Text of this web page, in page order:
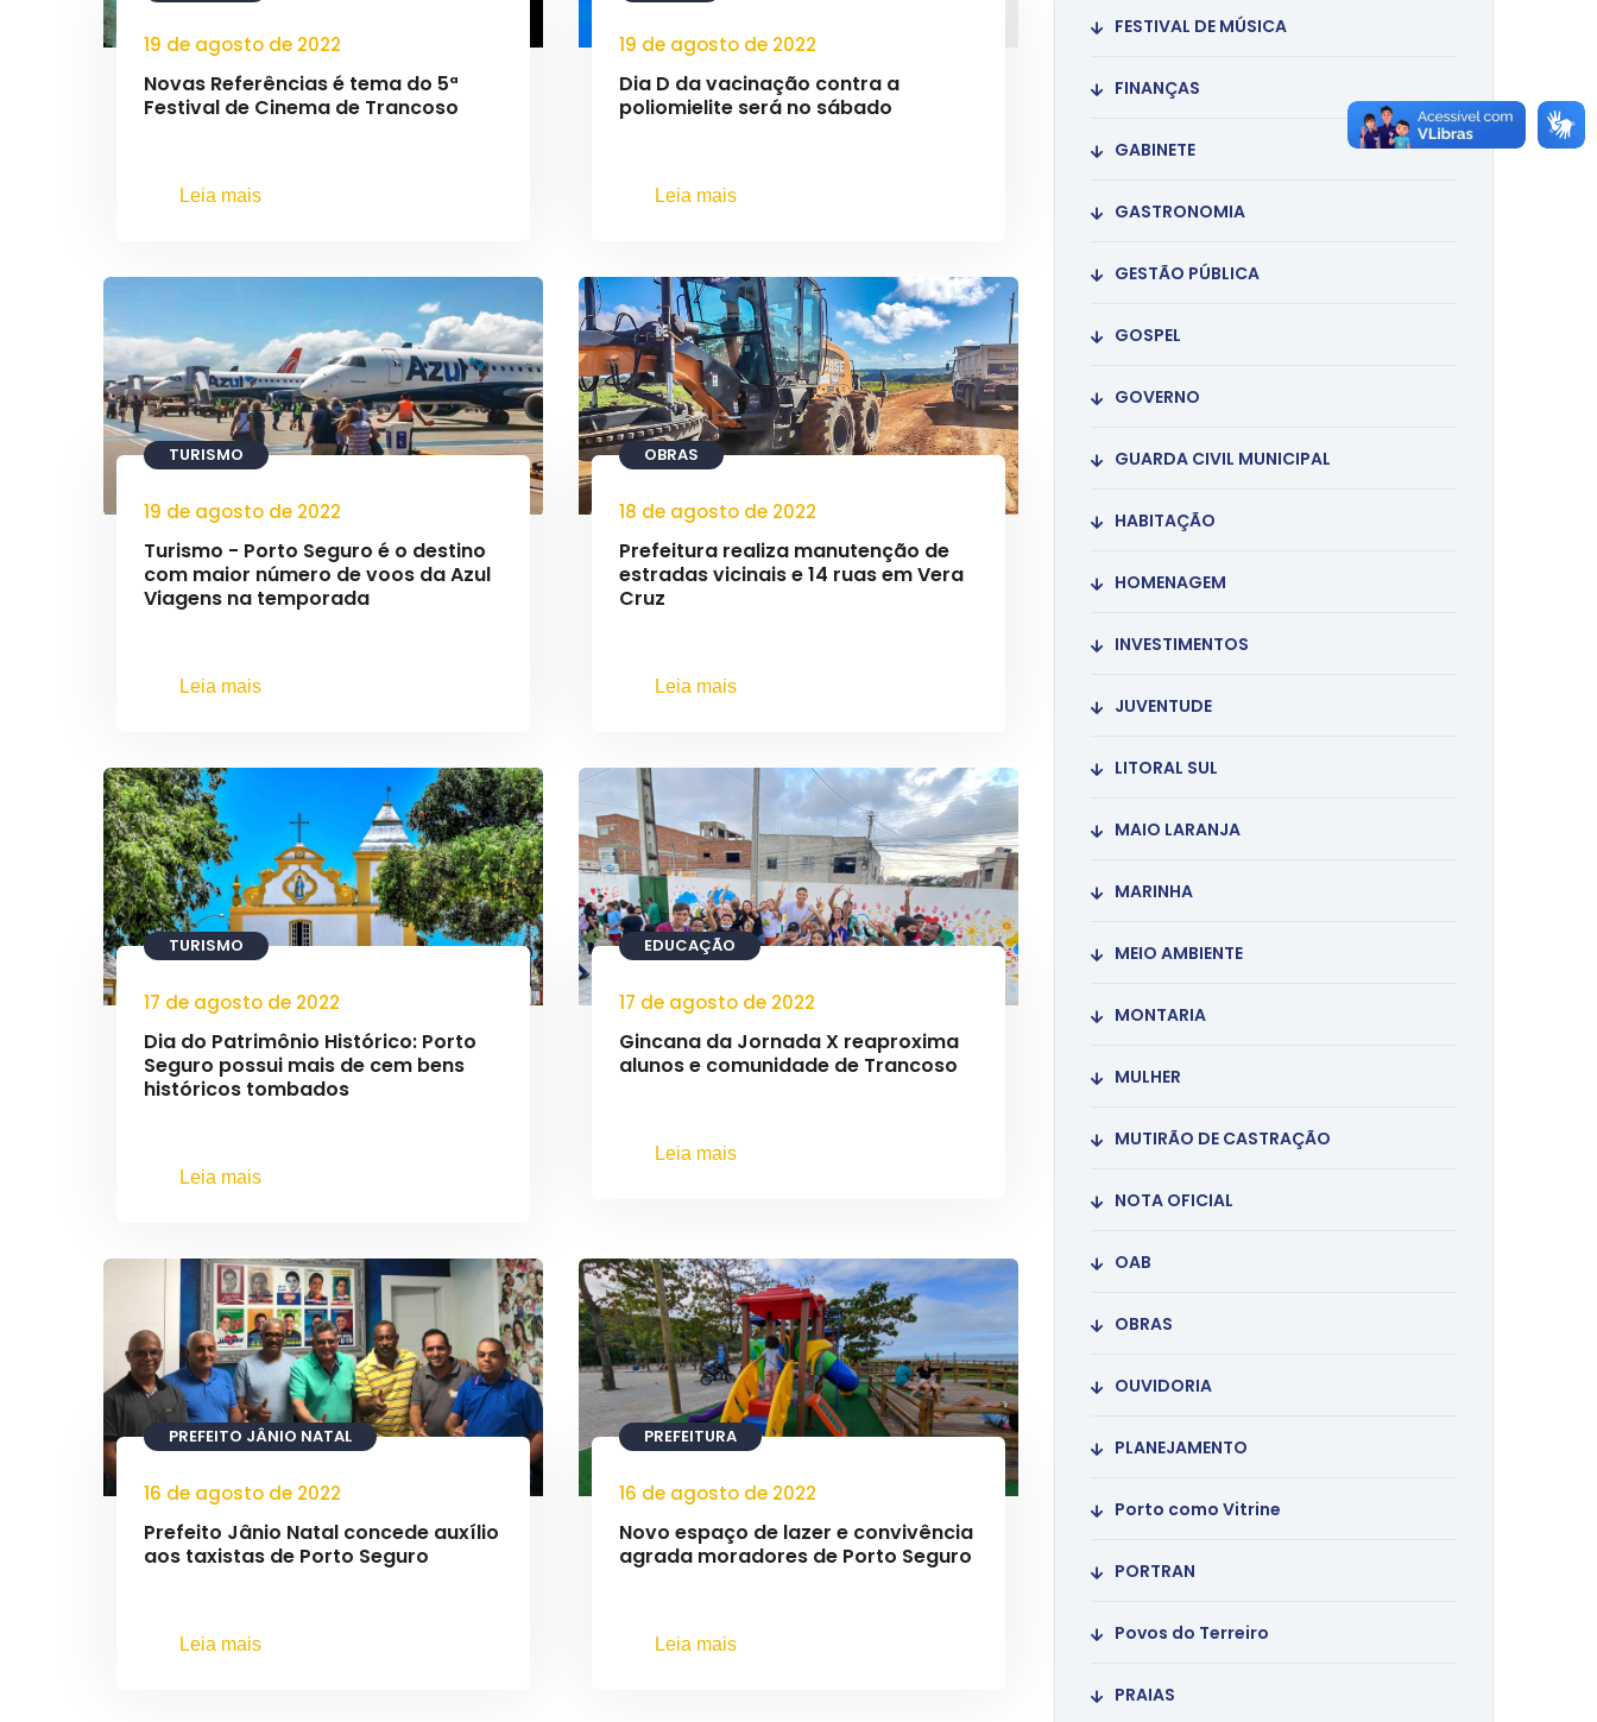
19 de agosto de 2022
Novas Referências é tema do 5ª
Festival de Cinema de Trancoso
Leia mais
19 de agosto de 2022
Dia D da vacinação contra a
poliomielite será no sábado
Leia mais
TURISMO
19 de agosto de 2022
Turismo - Porto Seguro é o destino
com maior número de voos da Azul
Viagens na temporada
Leia mais
OBRAS
18 de agosto de 2022
Prefeitura realiza manutenção de
estradas vicinais e 14 ruas em Vera
Cruz
Leia mais
TURISMO
17 de agosto de 2022
Dia do Patrimônio Histórico: Porto
Seguro possui mais de cem bens
históricos tombados
Leia mais
EDUCAÇÃO
17 de agosto de 2022
Gincana da Jornada X reaproxima
alunos e comunidade de Trancoso
Leia mais
PREFEITO JÂNIO NATAL
16 de agosto de 2022
Prefeito Jânio Natal concede auxílio
aos taxistas de Porto Seguro
Leia mais
PREFEITURA
16 de agosto de 2022
Novo espaço de lazer e convivência
agrada moradores de Porto Seguro
Leia mais
FESTIVAL DE MÚSICA
FINANÇAS
GABINETE
GASTRONOMIA
GESTÃO PÚBLICA
GOSPEL
GOVERNO
GUARDA CIVIL MUNICIPAL
HABITAÇÃO
HOMENAGEM
INVESTIMENTOS
JUVENTUDE
LITORAL SUL
MAIO LARANJA
MARINHA
MEIO AMBIENTE
MONTARIA
MULHER
MUTIRÃO DE CASTRAÇÃO
NOTA OFICIAL
OAB
OBRAS
OUVIDORIA
PLANEJAMENTO
Porto como Vitrine
PORTRAN
Povos do Terreiro
PRAIAS